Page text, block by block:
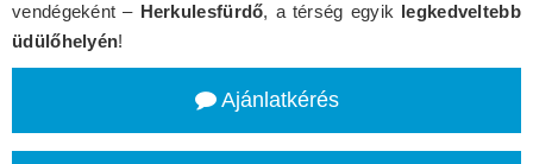
vendégeként – Herkulesfürdő, a térség egyik legkedveltebb
üdülőhelyén!
Ajánlatkérés